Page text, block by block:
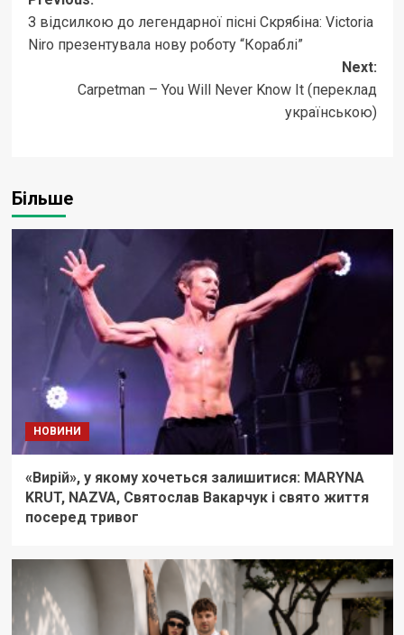
navigation
З відсилкою до легендарної пісні Скрябіна: Victoria
Niro презентувала нову роботу “Кораблі”
Next:
Carpetman – You Will Never Know It (переклад
українською)
Більше
НОВИНИ
«Вирій», у якому хочеться залишитися: MARYNA
KRUT, NAZVA, Святослав Вакарчук і свято життя
посеред тривог